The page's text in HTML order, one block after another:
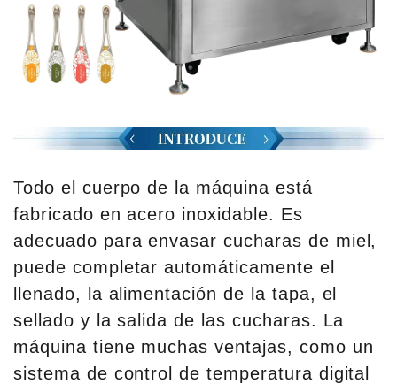
Todo el cuerpo de la máquina está
fabricado en acero inoxidable. Es
adecuado para envasar cucharas de miel,
puede completar automáticamente el
llenado, la alimentación de la tapa, el
sellado y la salida de las cucharas. La
máquina tiene muchas ventajas, como un
sistema de control de temperatura digital